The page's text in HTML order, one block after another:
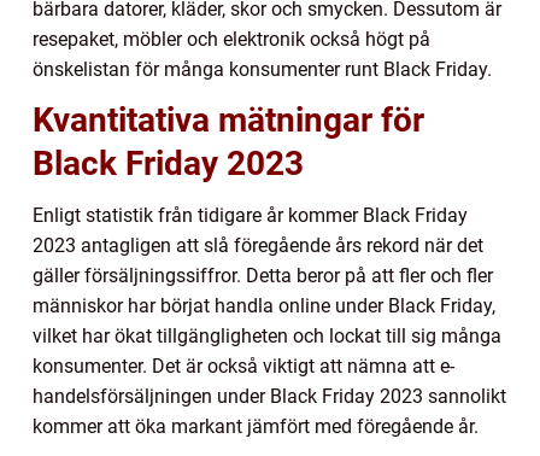
bärbara datorer, kläder, skor och smycken. Dessutom är
resepaket, möbler och elektronik också högt på
önskelistan för många konsumenter runt Black Friday.
Kvantitativa mätningar för
Black Friday 2023
Enligt statistik från tidigare år kommer Black Friday
2023 antagligen att slå föregående års rekord när det
gäller försäljningssiffror. Detta beror på att fler och fler
människor har börjat handla online under Black Friday,
vilket har ökat tillgängligheten och lockat till sig många
konsumenter. Det är också viktigt att nämna att e-
handelsförsäljningen under Black Friday 2023 sannolikt
kommer att öka markant jämfört med föregående år.